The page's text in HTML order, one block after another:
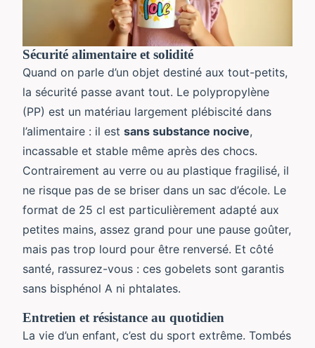
Sécurité alimentaire et solidité
Quand on parle d’un objet destiné aux tout-petits,
la sécurité passe avant tout. Le polypropylène
(PP) est un matériau largement plébiscité dans
l’alimentaire : il est sans substance nocive,
incassable et stable même après des chocs.
Contrairement au verre ou au plastique fragilisé, il
ne risque pas de se briser dans un sac d’école. Le
format de 25 cl est particulièrement adapté aux
petites mains, assez grand pour une pause goûter,
mais pas trop lourd pour être renversé. Et côté
santé, rassurez-vous : ces gobelets sont garantis
sans bisphénol A ni phtalates.
Entretien et résistance au quotidien
La vie d’un enfant, c’est du sport extrême. Tombés